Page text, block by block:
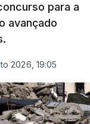
para a
avançado
2026, 19:05